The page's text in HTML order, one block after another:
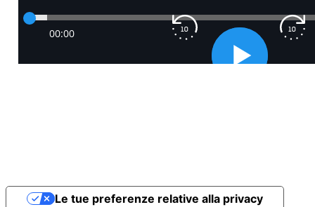
Le tue preferenze relative alla privacy